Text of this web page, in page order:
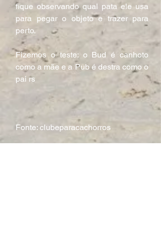
fique observando qual pata ele usa
para pegar o objeto e trazer para
perto.
Fizemos o teste: o Bud é canhoto
como a mãe e a Pub é destra como o
pai rs
Fonte: clubeparacachorros